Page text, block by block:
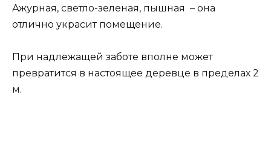
Ажурная, светло-зеленая, пышная – она
отлично украсит помещение.
При надлежащей заботе вполне может
превратится в настоящее деревце в пределах 2
м.